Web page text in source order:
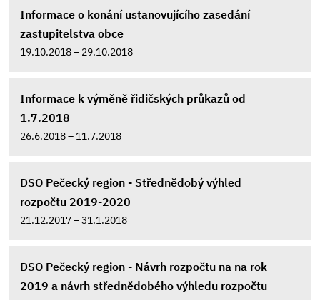
Informace o konání ustanovujícího zasedání
zastupitelstva obce
19.10.2018 – 29.10.2018
Informace k výměně řidičských průkazů od
1.7.2018
26.6.2018 – 11.7.2018
DSO Pečecký region - Střednědobý výhled
rozpočtu 2019-2020
21.12.2017 – 31.1.2018
DSO Pečecký region - Návrh rozpočtu na na rok
2019 a návrh střednědobého výhledu rozpočtu